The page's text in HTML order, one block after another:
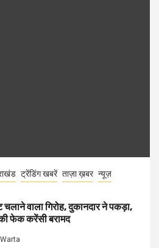
ट्रेंडिंग खबरें ताज़ा ख़बर न्यूज़
वाला गिरोह, दुकानदार ने पकड़ा,
फेक करेंसी बरामद